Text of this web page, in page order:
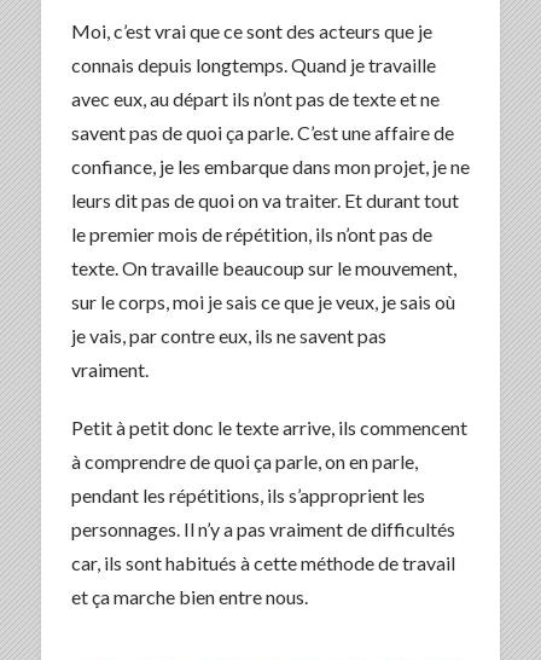
Moi, c’est vrai que ce sont des acteurs que je
connais depuis longtemps. Quand je travaille
avec eux, au départ ils n’ont pas de texte et ne
savent pas de quoi ça parle. C’est une affaire de
confiance, je les embarque dans mon projet, je ne
leurs dit pas de quoi on va traiter. Et durant tout
le premier mois de répétition, ils n’ont pas de
texte. On travaille beaucoup sur le mouvement,
sur le corps, moi je sais ce que je veux, je sais où
je vais, par contre eux, ils ne savent pas
vraiment.
Petit à petit donc le texte arrive, ils commencent
à comprendre de quoi ça parle, on en parle,
pendant les répétitions, ils s’approprient les
personnages. Il n’y a pas vraiment de difficultés
car, ils sont habitués à cette méthode de travail
et ça marche bien entre nous.